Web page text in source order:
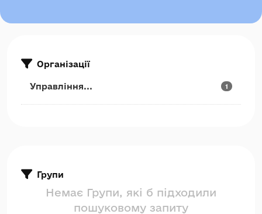
Організації
Управління... 1
Групи
Немає Групи, які б підходили
пошуковому запиту